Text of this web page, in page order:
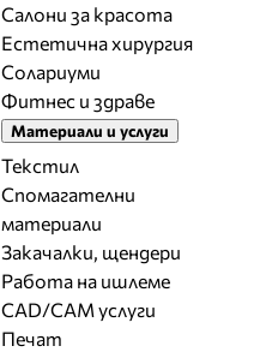
Салони за красота
Естетична хирургия
Солариуми
Фитнес и здраве
Материали и услуги
Текстил
Спомагателни
материали
Закачалки, щендери
Работа на ишлеме
CAD/CAM услуги
Печат